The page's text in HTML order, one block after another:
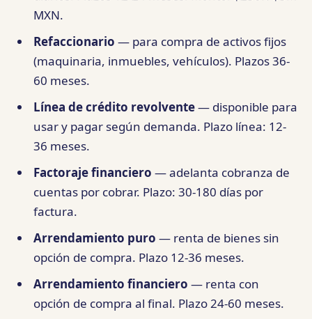
MXN.
Refaccionario — para compra de activos fijos
(maquinaria, inmuebles, vehículos). Plazos 36-
60 meses.
Línea de crédito revolvente— disponible para
usar y pagar según demanda. Plazo línea: 12-
36 meses.
Factoraje financiero — adelanta cobranza de
cuentas por cobrar. Plazo: 30-180 días por
factura.
Arrendamiento puro — renta de bienes sin
opción de compra. Plazo 12-36 meses.
Arrendamiento financiero — renta con
opción de compra al final. Plazo 24-60 meses.